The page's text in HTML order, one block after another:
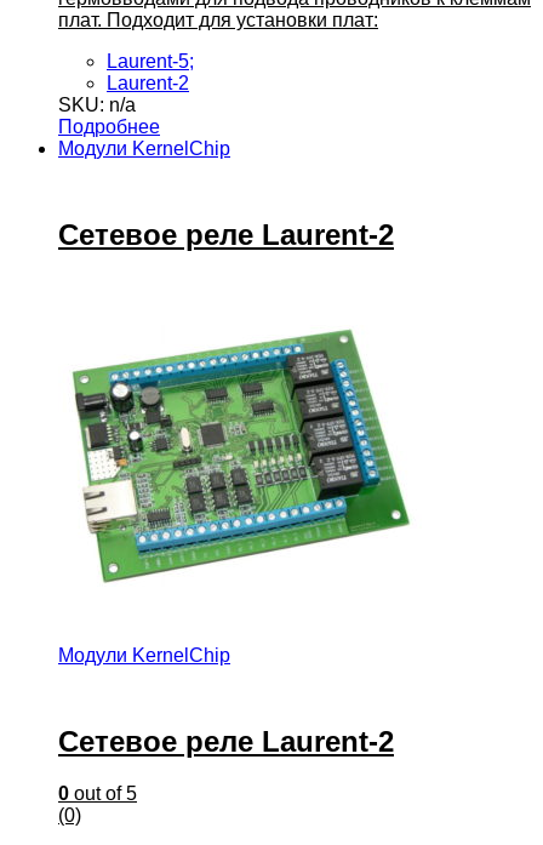
плат. Подходит для установки плат:
Laurent-5;
Laurent-2
SKU: n/a
Подробнее
Модули KernelChip
Сетевое реле Laurent-2
Модули KernelChip
Сетевое реле Laurent-2
0 out of 5
(0)